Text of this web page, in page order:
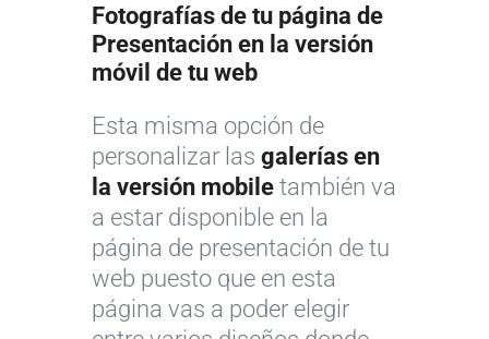
Fotografías de tu página de
Presentación en la versión
móvil de tu web
Esta misma opción de
personalizar las galerías en
la versión mobile también va
a estar disponible en la
página de presentación de tu
web puesto que en esta
página vas a poder elegir